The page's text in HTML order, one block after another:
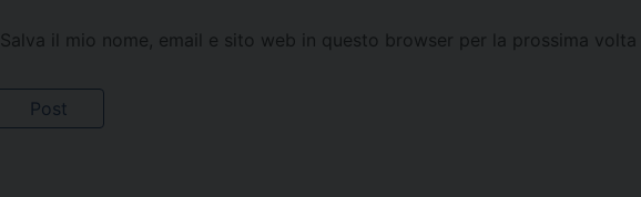
Salva il mio nome, email e sito web in questo browser per la prossima